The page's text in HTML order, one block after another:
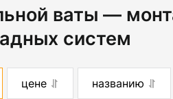
ваты —
систем
цене названию